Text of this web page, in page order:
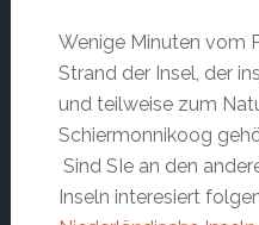
Wenige Minuten vom
Strand der Insel, der
und teilweise zum
Schiermonnikoog
Sind SIe an den
Inseln interesiert